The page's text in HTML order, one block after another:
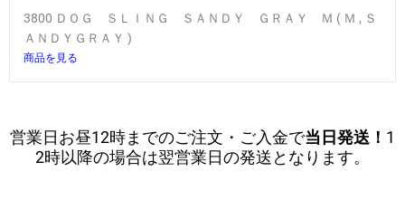
3800 ＤＯＧ ＳＬＩＮＧ ＳＡＮＤＹ ＧＲＡＹ Ｍ ( Ｍ , Ｓ
ＡＮＤＹＧＲＡＹ )
商品を見る
営業日お昼12時までのご注文・ご入金で当日発送！ 1
2時以降の場合は翌営業日の発送となります。